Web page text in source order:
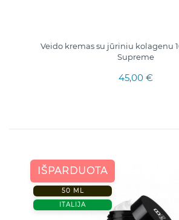
Veido kremas su jūriniu kolagenu
Supreme
45,00 €
IŠPARDUOTA
50 ML
ITALIJA